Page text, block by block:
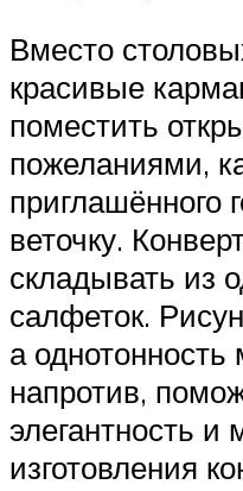
Вместо
красивые
поместить
пожеланиями,
приглашённого
веточку.
складывать из
салфеток.
а однотонность
напротив,
элегантность и
изготовления